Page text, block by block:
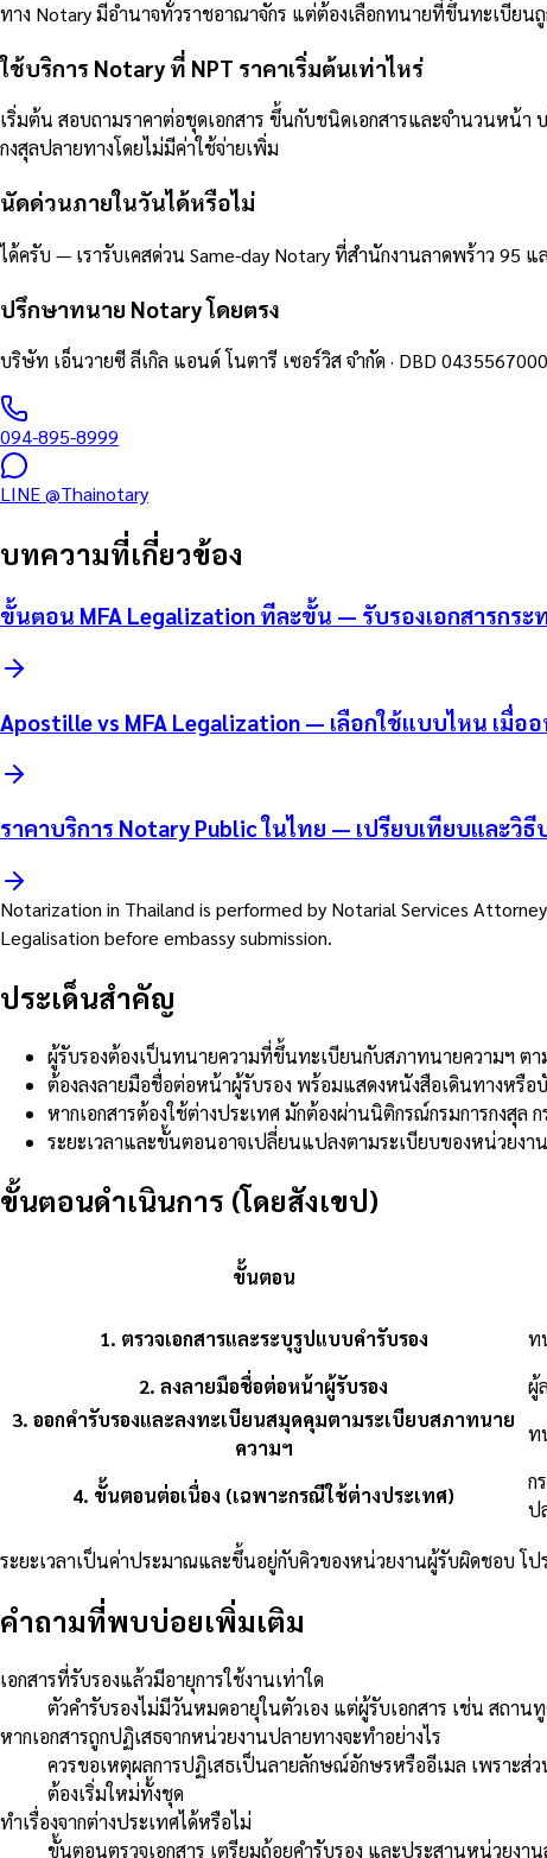
ทาง Notary มีอำนาจทั่วราชอาณาจักร แต่ต้องเลือกทนายที่ขึ้นทะเบียน
ใช้บริการ Notary ที่ NPT ราคาเริ่มต้นเท่าไหร่
เริ่มต้น สอบถามราคาต่อชุดเอกสาร ขึ้นกับชนิดเอกสารและจำนวนหน้
กงสุลปลายทางโดยไม่มีค่าใช้จ่ายเพิ่ม
นัดด่วนภายในวันได้หรือไม่
ได้ครับ — เรารับเคสด่วน Same-day Notary ที่สำนักงานลาดพร้าว 95
ปรึกษาทนาย Notary โดยตรง
บริษัท เอ็นวายซี ลีเกิล แอนด์ โนตารี เซอร์วิส จำกัด · DBD
094-895-8999
LINE@Thainotary
บทความที่เกี่ยวข้อง
ขั้นตอน MFA Legalization ทีละขั้น — รับรองเอกสารกระ
Apostille vs MFA Legalization — เลือกใช้แบบไหน เมื่
ราคาบริการ Notary Public ในไทย — เปรียบเทียบและวิธี
Notarization in Thailand is performed by Notarial Services
Legalisation before embassy submission.
ประเด็นสำคัญ
ผู้รับรองต้องเป็นทนายความที่ขึ้นทะเบียนกับสภาทนายความฯ
ต้องลงลายมือชื่อต่อหน้าผู้รับรอง พร้อมแสดงหนังสือเดินทางหรือ
หากเอกสารต้องใช้ต่างประเทศ มักต้องผ่านนิติกรณ์กรมการกงสุ
ระยะเวลาและขั้นตอนอาจเปลี่ยนแปลงตามระเบียบของหน่วยงา
ขั้นตอนดำเนินการ (โดยสังเขป)
ขั้นตอน
1. ตรวจเอกสารและระบุรูปแบบคำรับรอง ท
2. ลงลายมือชื่อต่อหน้าผู้รับรอง ผู้
3. ออกคำรับรองและลงทะเบียนสมุดคุมตามระเบียบสภาทนาย
ความฯ
ท
4. ขั้นตอนต่อเนื่อง (เฉพาะกรณีใช้ต่างประเทศ)
ก
ป
ระยะเวลาเป็นค่าประมาณและขึ้นอยู่กับคิวของหน่วยงานผู้รับผิดชอบ
คำถามที่พบบ่อยเพิ่มเติม
เอกสารที่รับรองแล้วมีอายุการใช้งานเท่าใด
ตัวคำรับรองไม่มีวันหมดอายุในตัวเอง แต่ผู้รับเอกสาร เช่น สถาน
หากเอกสารถูกปฏิเสธจากหน่วยงานปลายทางจะทำอย่างไร
ควรขอเหตุผลการปฏิเสธเป็นลายลักษณ์อักษรหรืออีเมล เพราะส่
ต้องเริ่มใหม่ทั้งชุด
ทำเรื่องจากต่างประเทศได้หรือไม่
ขั้นตอนตรวจเอกสาร เตรียมถ้อยคำรับรอง และประสานหน่วย